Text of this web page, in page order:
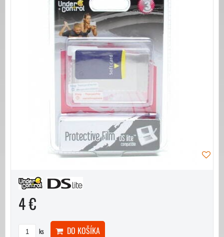
4 €
ks DO KOŠÍKA